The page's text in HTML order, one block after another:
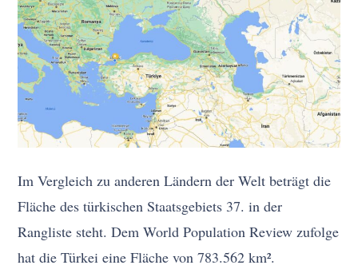
Im Vergleich zu anderen Ländern der Welt beträgt die
Fläche des türkischen Staatsgebiets 37. in der
Rangliste steht. Dem World Population Review zufolge
hat die Türkei eine Fläche von 783.562 km².